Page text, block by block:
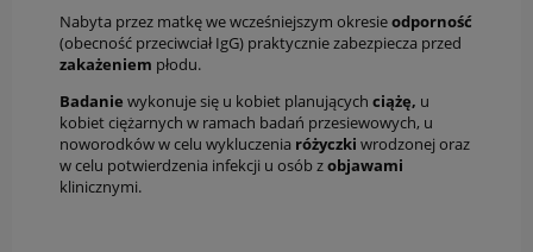
Nabyta przez matkę we wcześniejszym okresieodporność
(obecność przeciwciał IgG) praktycznie zabezpiecza przed
zakażeniem płodu.
Badanie wykonuje się u kobiet planujących ciążę, u
kobiet ciężarnych w ramach badań przesiewowych, u
noworodków w celu wykluczenia różyczki wrodzonej oraz
w celu potwierdzenia infekcji u osób zobjawami
klinicznymi.